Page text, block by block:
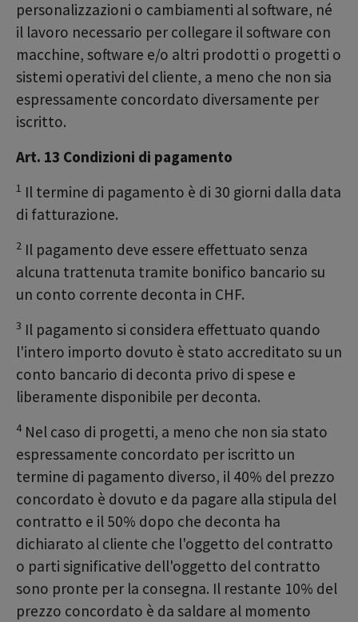
personalizzazioni o cambiamenti al software, né
il lavoro necessario per collegare il software con
macchine, software e/o altri prodotti o progetti o
sistemi operativi del cliente, a meno che non sia
espressamente concordato diversamente per
iscritto.
Art. 13 Condizioni di pagamento
1 Il termine di pagamento è di 30 giorni dalla data
di fatturazione.
2 Il pagamento deve essere effettuato senza
alcuna trattenuta tramite bonifico bancario su
un conto corrente deconta in CHF.
3 Il pagamento si considera effettuato quando
l'intero importo dovuto è stato accreditato su un
conto bancario di deconta privo di spese e
liberamente disponibile per deconta.
4Nel caso di progetti, a meno che non sia stato
espressamente concordato per iscritto un
termine di pagamento diverso, il 40% del prezzo
concordato è dovuto e da pagare alla stipula del
contratto e il 50% dopo che deconta ha
dichiarato al cliente che l'oggetto del contratto
o parti significative dell'oggetto del contratto
sono pronte per la consegna. Il restante 10% del
prezzo concordato è da saldare al momento